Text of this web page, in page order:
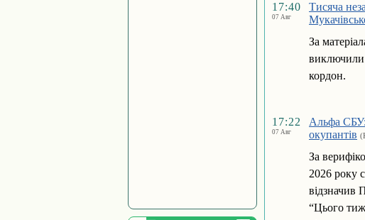
17:40
07 Авг
Тисяча
За
виключили
кордон.
17:22
07 Авг
Альфа
окупантів
За
2026 року
відзначив
“Цього